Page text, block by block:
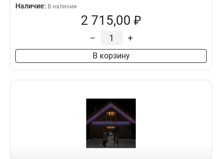
Наличие: В наличии
2 715,00 ₽
– +
В корзину